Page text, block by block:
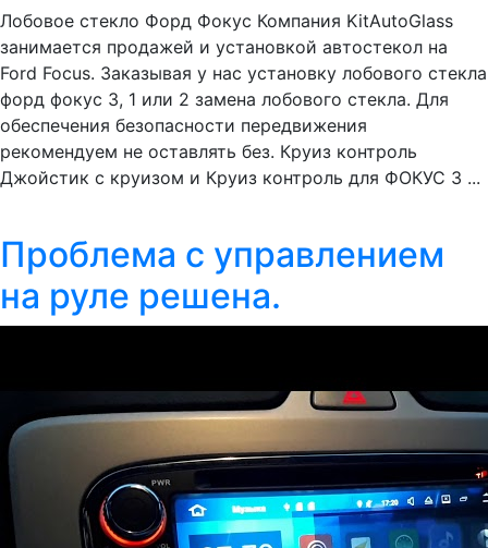
Лобовое стекло Форд Фокус Компания KitAutoGlass
занимается продажей и установкой автостекол на
Ford Focus. Заказывая у нас установку лобового стекла
форд фокус 3, 1 или 2 замена лобового стекла. Для
обеспечения безопасности передвижения
рекомендуем не оставлять без. Круиз контроль
Джойстик с круизом и Круиз контроль для ФОКУС 3 ...
Проблема с управлением
на руле решена.